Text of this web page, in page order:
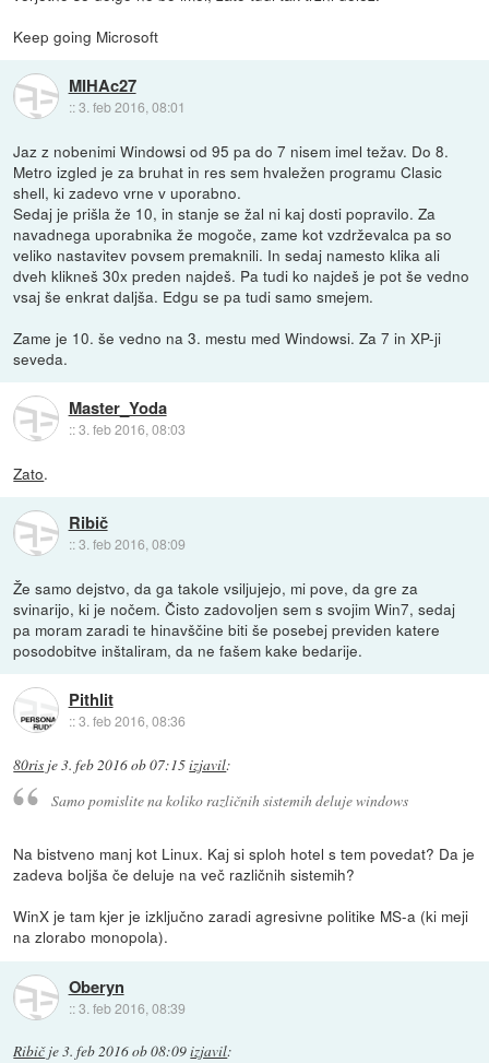
Keep going Microsoft
MIHAc27
::3. feb 2016, 08:01
Jaz z nobenimi Windowsi od 95 pa do 7 nisem imel težav. Do 8.
Metro izgled je za bruhat in res sem hvaležen programu Clasic
shell, ki zadevo vrne v uporabno.
Sedaj je prišla že 10, in stanje se žal ni kaj dosti popravilo. Za
navadnega uporabnika že mogoče, zame kot vzdrževalca pa so
veliko nastavitev povsem premaknili. In sedaj namesto klika ali
dveh klikneš 30x preden najdeš. Pa tudi ko najdeš je pot še vedno
vsaj še enkrat daljša. Edgu se pa tudi samo smejem.
Zame je 10. še vedno na 3. mestu med Windowsi. Za 7 in XP-ji
seveda.
Master_Yoda
::3. feb 2016, 08:03
Zato.
Ribič
::3. feb 2016, 08:09
Že samo dejstvo, da ga takole vsiljujejo, mi pove, da gre za
svinarijo, ki je nočem. Čisto zadovoljen sem s svojim Win7, sedaj
pa moram zaradi te hinavščine biti še posebej previden katere
posodobitve inštaliram, da ne fašem kake bedarije.
Pithlit
::3. feb 2016, 08:36
80ris je3. feb 2016 ob 07:15izjavil:
Samo pomislite na koliko različnih sistemih deluje windows
Na bistveno manj kot Linux. Kaj si sploh hotel s tem povedat? Da je
zadeva boljša če deluje na več različnih sistemih?
WinX je tam kjer je izključno zaradi agresivne politike MS-a (ki meji
na zlorabo monopola).
Oberyn
::3. feb 2016, 08:39
Ribičje3. feb 2016 ob 08:09izjavil: